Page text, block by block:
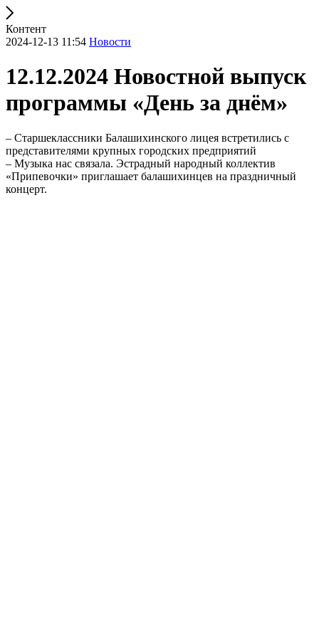
Контент
2024-12-13 11:54 Новости
12.12.2024 Новостной выпуск
программы «День за днём»
– Старшеклассники Балашихинского лицея встретились с
представителями крупных городских предприятий
– Музыка нас связала. Эстрадный народный коллектив
«Припевочки» приглашает балашихинцев на праздничный
концерт.